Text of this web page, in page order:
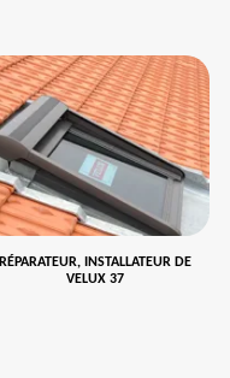
RÉPARATEUR, INSTALLATEUR DE
VELUX 37